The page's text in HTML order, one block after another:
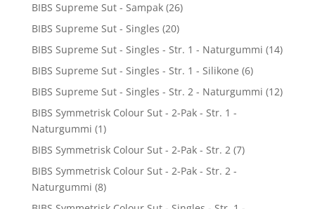
BIBS Supreme Sut - Sampak (26)
BIBS Supreme Sut - Singles (20)
BIBS Supreme Sut - Singles - Str. 1 - Naturgummi (14)
BIBS Supreme Sut - Singles - Str. 1 - Silikone (6)
BIBS Supreme Sut - Singles - Str. 2 - Naturgummi (12)
BIBS Symmetrisk Colour Sut - 2-Pak - Str. 1 -
Naturgummi (1)
BIBS Symmetrisk Colour Sut - 2-Pak - Str. 2 (7)
BIBS Symmetrisk Colour Sut - 2-Pak - Str. 2 -
Naturgummi (8)